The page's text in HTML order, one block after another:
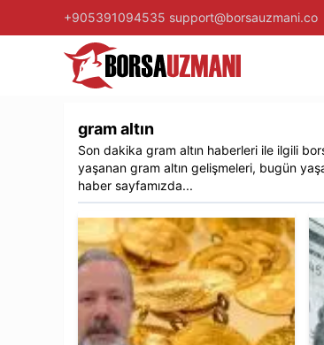
+905391094535 support@borsauzmani.co
gram altın
Son dakika gram altın haberleri ile ilgili
yaşanan gram altın gelişmeleri, bugün
haber sayfamızda...